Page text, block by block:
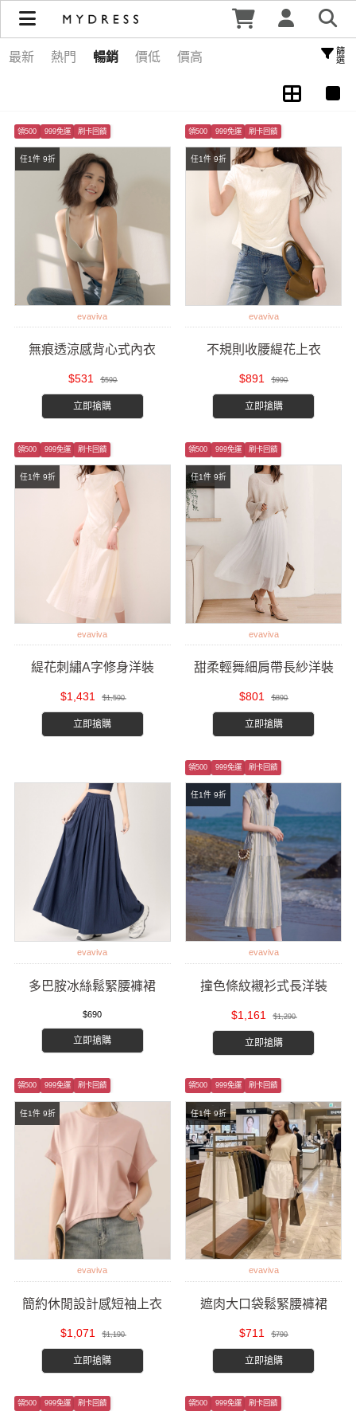
特別企劃 | MYDRESS 時裳韓風
最新 熱門 暢銷 價低 價高 篩選
任1件 9折
領500 999免運 刷卡回饋
evaviva
無痕透涼感背心式內衣
$531 $590
立即搶購
任1件 9折
領500 999免運 刷卡回饋
evaviva
不規則收腰緹花上衣
$891 $990
立即搶購
任1件 9折
領500 999免運 刷卡回饋
evaviva
緹花刺繡A字修身洋裝
$1,431 $1,590
立即搶購
任1件 9折
領500 999免運 刷卡回饋
evaviva
甜柔輕舞細肩帶長紗洋裝
$801 $890
立即搶購
evaviva
多巴胺冰絲鬆緊腰褲裙
$690
立即搶購
任1件 9折
領500 999免運 刷卡回饋
evaviva
撞色條紋襯衫式長洋裝
$1,161 $1,290
立即搶購
任1件 9折
領500 999免運 刷卡回饋
evaviva
簡約休閒設計感短袖上衣
$1,071 $1,190
立即搶購
任1件 9折
領500 999免運 刷卡回饋
evaviva
遮肉大口袋鬆緊腰褲裙
$711 $790
立即搶購
領500 999免運 刷卡回饋 領500 999免運 刷卡回饋